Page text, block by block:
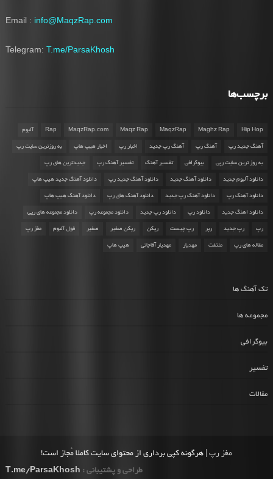
Email : info@MaqzRap.com
Telegram: T.me/ParsaKhosh
برچسب‌ها
Hip Hop
Maghz Rap
MaqzRap
Maqz Rap
MaqzRap.com
Rap آلبوم
آهنگ جدید رپ آهنگ رپ آهنگ رپ جدید اخبار رپ اخبار هیپ هاپ به روزترین سایت رپ
به روز ترین سایت رپی بیوگرافی تفسیر آهنگ تفسیر آهنگ رپ جدیدترین های رپ
دانلود آلبوم جدید دانلود آهنگ جدید دانلود آهنگ جدید رپ دانلود آهنگ جدید هیپ هاپ
دانلود آهنگ رپ دانلود آهنگ رپ جدید دانلود آهنگ های رپ دانلود آهنگ هیپ هاپ
دانلود اهنگ جدید دانلود رپ دانلود رپ جدید دانلود مجموعه رپ دانلود مجموعه های رپی
رپ رپ جدید رپر رپ چیست رپکن رپکن صفیر صفیر فول آلبوم مغز رپ
مقاله های رپ ملتفت مهدیار مهدیار آقاجانی هیپ هاپ
تک آهنگ ها
مجموعه ها
بیوگرافی
تفسیر
مقالات
مغز رپ | هرگونه کپی برداری از محتوای سایت کاملا مُجاز است!
طراحی و پشتیبانی : T.me/ParsaKhosh